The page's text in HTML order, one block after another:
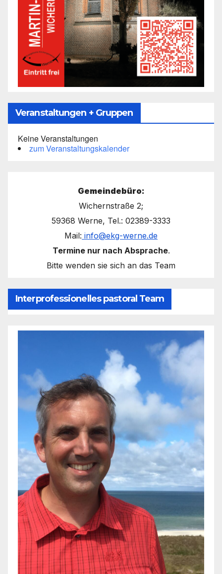
Veranstaltungen + Gruppen
Keine Veranstaltungen
zum Veranstaltungskalender
Gemeindebüro:
Wichernstraße 2;
59368 Werne, Tel.: 02389-3333
Mail: info@ekg-werne.de
Termine nur nach Absprache.
Bitte wenden sie sich an das Team
Interprofessionelles pastoral Team